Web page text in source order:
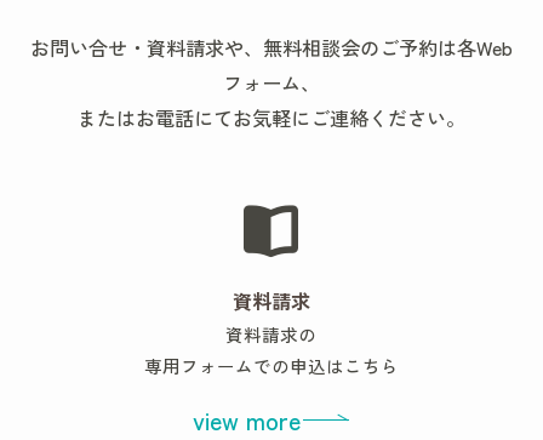
お問い合せ・資料請求や、無料相談会のご予約は各Web
フォーム、
またはお電話にてお気軽にご連絡ください。
資料請求
資料請求の
専用フォームでの申込はこちら
view more